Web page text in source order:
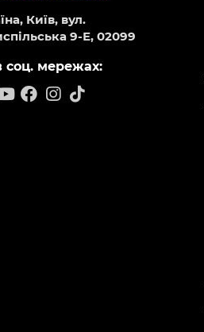
Київ, вул.
9-Е, 02099
соц. мережах: